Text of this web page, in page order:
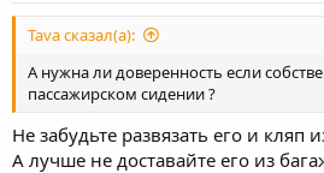
Tava сказал(а):
А нужна ли доверенность если
пассажирском сидении ?
Не забудьте развязать его и кляп
А лучше не доставайте его из